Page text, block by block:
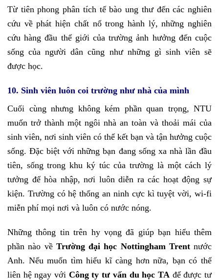
Từ tiên phong phân tích tế bào ung thư đến các nghiên
cứu về phát hiện chất nổ trong hành lý, những nghiên
cứu hàng đầu thế giới của trường ảnh hưởng đến cuộc
sống của người dân cũng như những gì sinh viên sẽ
được học.
10. Sinh viên luôn coi trường như nhà của mình
Cuối cùng nhưng không kém phần quan trọng, NTU
muốn trở thành một ngôi nhà an toàn và thoải mái của
sinh viên, nơi sinh viên có thể kết bạn và tận hưởng cuộc
sống. Đặc biệt với những bạn đang sống xa nhà lần đầu
tiên, sống trong khu ký túc của trường là một cách lý
tưởng để hòa nhập, nơi luôn diễn ra các hoạt động sự
kiện. Trường có hệ thống an ninh cực kì tuyệt vời, wi-fi
miễn phí mọi nơi và luôn có nước nóng.
Những thông tin trên hy vọng đã giúp bạn hiểu thêm
phần nào về Trường đại học Nottingham Trentnước
Anh. Nếu muốn tìm hiểu kĩ càng hơn nữa, bạn có thể
liên hệ ngay với Công ty tư vấn du học TA để được tư